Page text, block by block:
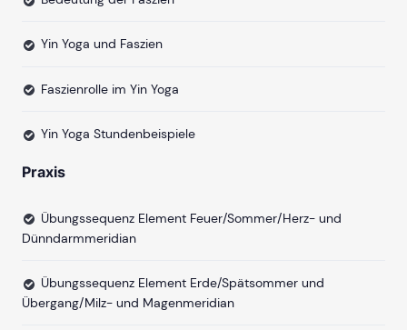
Yin Yoga und Faszien
Faszienrolle im Yin Yoga
Yin Yoga Stundenbeispiele
Praxis
Übungssequenz Element Feuer/Sommer/Herz- und
Dünndarmmeridian
Übungssequenz Element Erde/Spätsommer und
Übergang/Milz- und Magenmeridian